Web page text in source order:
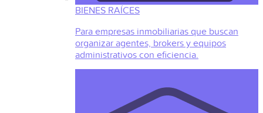
BIENES RAÍCES
Para empresas inmobiliarias que buscan
organizar agentes, brokers y equipos
administrativos con eficiencia.